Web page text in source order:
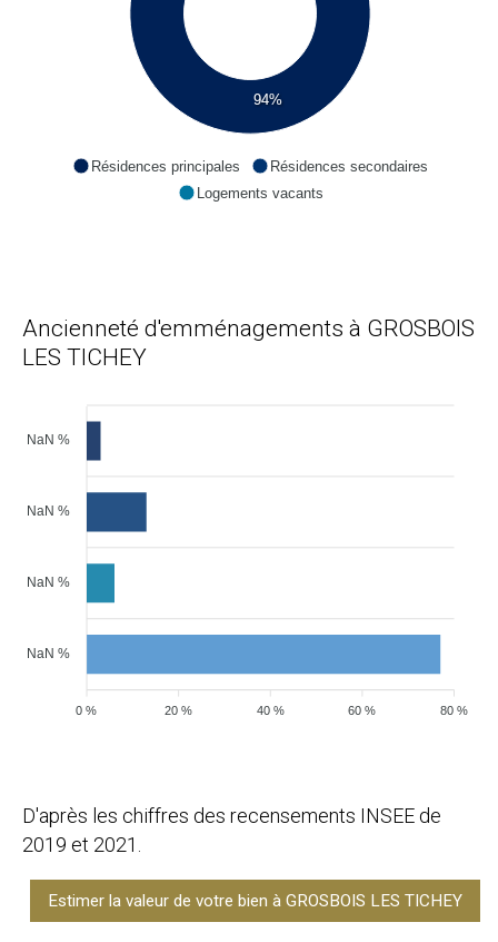
94%
Résidences principales
Résidences secondaires
Logements vacants
Ancienneté d'emménagements à GROSBOIS
LES TICHEY
NaN %
NaN %
NaN %
NaN %
80 %
60 %
40 %
20 %
0 %
D'après les chiffres des recensements INSEE de
2019 et 2021.
Estimer la valeur de votre bien à GROSBOIS LES TICHEY